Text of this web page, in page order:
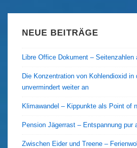
NEUE BEITRÄGE
Libre Office Dokument – Seitenzahlen
Die Konzentration von Kohlendioxid in
unvermindert weiter an
Klimawandel – Kippunkte als Point of
Pension Jägerrast – Entspannung pur
Zwischen Eider und Treene –